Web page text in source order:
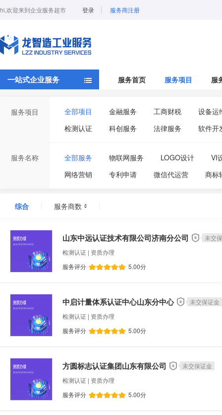
hi,欢迎来到企业服务超市 登录 服务商注册
一站式企业服务 服务首页 服务项目 服
服务项目 全部项目 金融服务 工商财税
设备运
检测认证
科创服务 法律服务 软件开
服务名称 全部服务 物联网服务 LOGO设计
VI
网络营销
专利申请 微信代运营
商标
科技创新小巨人
数字化装备普及奖补贴
科技型企业入库申报
网站定制开发
中小企业技术创新服务专项绩效奖补
智能网联汽车测试费用补助
中小企业技术研发
小升规工业企业培育奖励
重庆市北碚区企业技术中心认定
永川区知识产权资助奖励
综合 服务商数
山东中远认证技术有限公司济南分公司
未交
检测认证 | 资质办理
服务评分
5.00分
中启计量体系认证中心山东分中心
未交保证金
检测认证 | 资质办理
服务评分
5.00分
方圆标志认证集团山东有限公司
未交保证金
检测认证 | 资质办理
服务评分
5.00分